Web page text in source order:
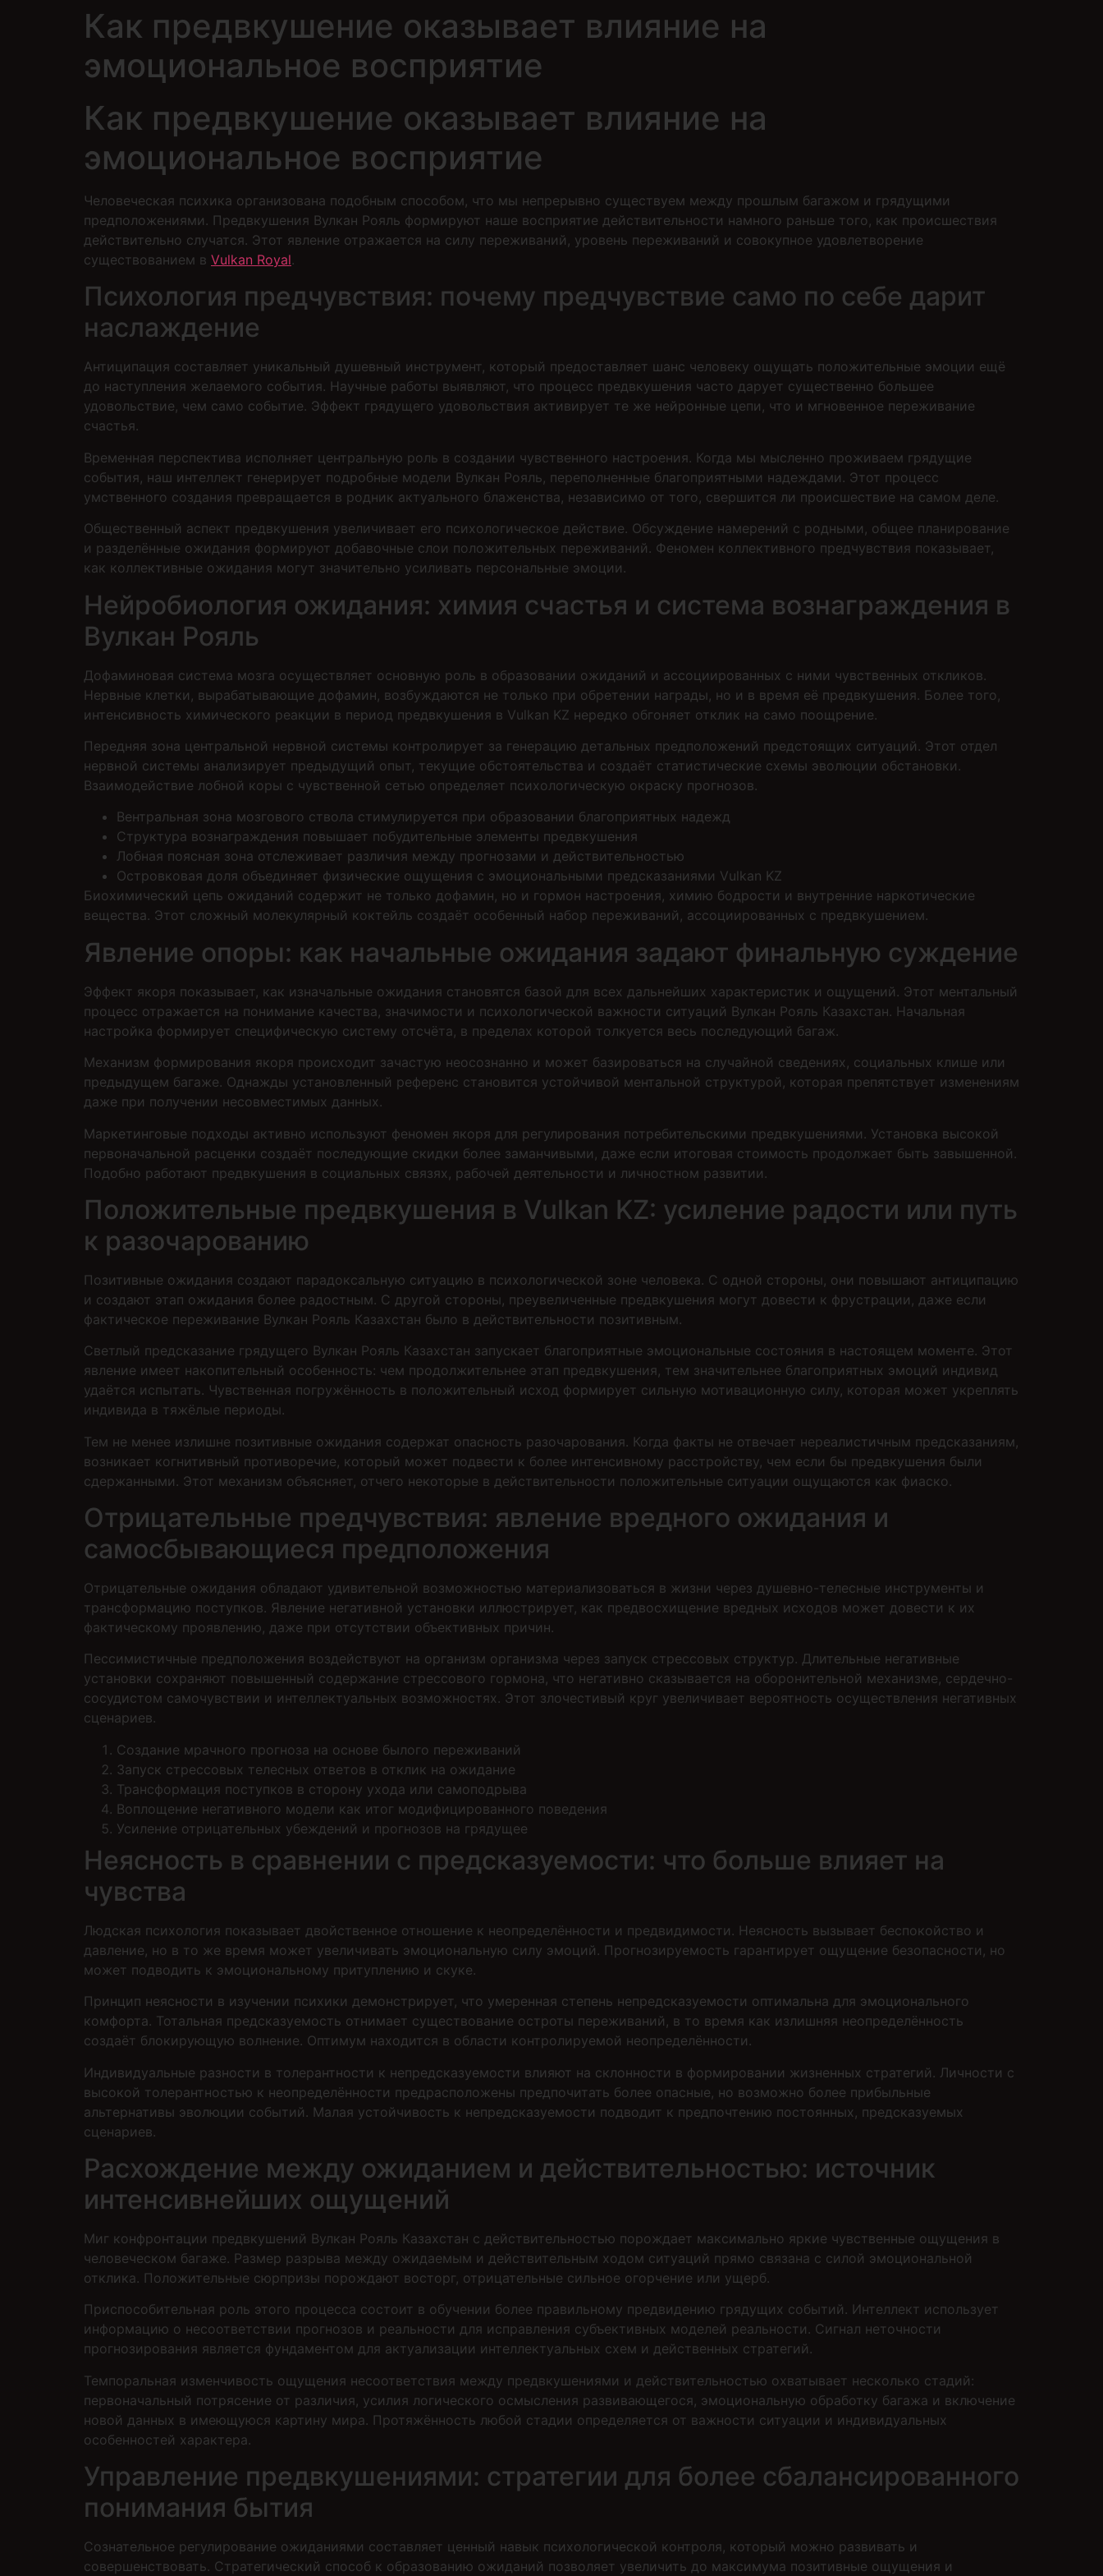
Как предвкушение оказывает влияние на
эмоциональное восприятие
Как предвкушение оказывает влияние на
эмоциональное восприятие
Человеческая психика организована подобным способом, что мы непрерывно существуем между прошлым багажом и грядущими
предположениями. Предвкушения Вулкан Рояль формируют наше восприятие действительности намного раньше того, как происшествия
действительно случатся. Этот явление отражается на силу переживаний, уровень переживаний и совокупное удовлетворение
существованием в Vulkan Royal.
Психология предчувствия: почему предчувствие само по себе дарит
наслаждение
Антиципация составляет уникальный душевный инструмент, который предоставляет шанс человеку ощущать положительные эмоции ещё
до наступления желаемого события. Научные работы выявляют, что процесс предвкушения часто дарует существенно большее
удовольствие, чем само событие. Эффект грядущего удовольствия активирует те же нейронные цепи, что и мгновенное переживание
счастья.
Временная перспектива исполняет центральную роль в создании чувственного настроения. Когда мы мысленно проживаем грядущие
события, наш интеллект генерирует подробные модели Вулкан Рояль, переполненные благоприятными надеждами. Этот процесс
умственного создания превращается в родник актуального блаженства, независимо от того, свершится ли происшествие на самом деле.
Общественный аспект предвкушения увеличивает его психологическое действие. Обсуждение намерений с родными, общее планирование
и разделённые ожидания формируют добавочные слои положительных переживаний. Феномен коллективного предчувствия показывает,
как коллективные ожидания могут значительно усиливать персональные эмоции.
Нейробиология ожидания: химия счастья и система вознаграждения в
Вулкан Рояль
Дофаминовая система мозга осуществляет основную роль в образовании ожиданий и ассоциированных с ними чувственных откликов.
Нервные клетки, вырабатывающие дофамин, возбуждаются не только при обретении награды, но и в время её предвкушения. Более того,
интенсивность химического реакции в период предвкушения в Vulkan KZ нередко обгоняет отклик на само поощрение.
Передняя зона центральной нервной системы контролирует за генерацию детальных предположений предстоящих ситуаций. Этот отдел
нервной системы анализирует предыдущий опыт, текущие обстоятельства и создаёт статистические схемы эволюции обстановки.
Взаимодействие лобной коры с чувственной сетью определяет психологическую окраску прогнозов.
Вентральная зона мозгового ствола стимулируется при образовании благоприятных надежд
Структура вознаграждения повышает побудительные элементы предвкушения
Лобная поясная зона отслеживает различия между прогнозами и действительностью
Островковая доля объединяет физические ощущения с эмоциональными предсказаниями Vulkan KZ
Биохимический цепь ожиданий содержит не только дофамин, но и гормон настроения, химию бодрости и внутренние наркотические
вещества. Этот сложный молекулярный коктейль создаёт особенный набор переживаний, ассоциированных с предвкушением.
Явление опоры: как начальные ожидания задают финальную суждение
Эффект якоря показывает, как изначальные ожидания становятся базой для всех дальнейших характеристик и ощущений. Этот ментальный
процесс отражается на понимание качества, значимости и психологической важности ситуаций Вулкан Рояль Казахстан. Начальная
настройка формирует специфическую систему отсчёта, в пределах которой толкуется весь последующий багаж.
Механизм формирования якоря происходит зачастую неосознанно и может базироваться на случайной сведениях, социальных клише или
предыдущем багаже. Однажды установленный референс становится устойчивой ментальной структурой, которая препятствует изменениям
даже при получении несовместимых данных.
Маркетинговые подходы активно используют феномен якоря для регулирования потребительскими предвкушениями. Установка высокой
первоначальной расценки создаёт последующие скидки более заманчивыми, даже если итоговая стоимость продолжает быть завышенной.
Подобно работают предвкушения в социальных связях, рабочей деятельности и личностном развитии.
Положительные предвкушения в Vulkan KZ: усиление радости или путь
к разочарованию
Позитивные ожидания создают парадоксальную ситуацию в психологической зоне человека. С одной стороны, они повышают антиципацию
и создают этап ожидания более радостным. С другой стороны, преувеличенные предвкушения могут довести к фрустрации, даже если
фактическое переживание Вулкан Рояль Казахстан было в действительности позитивным.
Светлый предсказание грядущего Вулкан Рояль Казахстан запускает благоприятные эмоциональные состояния в настоящем моменте. Этот
явление имеет накопительный особенность: чем продолжительнее этап предвкушения, тем значительнее благоприятных эмоций индивид
удаётся испытать. Чувственная погружённость в положительный исход формирует сильную мотивационную силу, которая может укреплять
индивида в тяжёлые периоды.
Тем не менее излишне позитивные ожидания содержат опасность разочарования. Когда факты не отвечает нереалистичным предсказаниям,
возникает когнитивный противоречие, который может подвести к более интенсивному расстройству, чем если бы предвкушения были
сдержанными. Этот механизм объясняет, отчего некоторые в действительности положительные ситуации ощущаются как фиаско.
Отрицательные предчувствия: явление вредного ожидания и
самосбывающиеся предположения
Отрицательные ожидания обладают удивительной возможностью материализоваться в жизни через душевно-телесные инструменты и
трансформацию поступков. Явление негативной установки иллюстрирует, как предвосхищение вредных исходов может довести к их
фактическому проявлению, даже при отсутствии объективных причин.
Пессимистичные предположения воздействуют на организм организма через запуск стрессовых структур. Длительные негативные
установки сохраняют повышенный содержание стрессового гормона, что негативно сказывается на оборонительной механизме, сердечно-
сосудистом самочувствии и интеллектуальных возможностях. Этот злочестивый круг увеличивает вероятность осуществления негативных
сценариев.
Создание мрачного прогноза на основе былого переживаний
Запуск стрессовых телесных ответов в отклик на ожидание
Трансформация поступков в сторону ухода или самоподрыва
Воплощение негативного модели как итог модифицированного поведения
Усиление отрицательных убеждений и прогнозов на грядущее
Неясность в сравнении с предсказуемости: что больше влияет на
чувства
Людская психология показывает двойственное отношение к неопределённости и предвидимости. Неясность вызывает беспокойство и
давление, но в то же время может увеличивать эмоциональную силу эмоций. Прогнозируемость гарантирует ощущение безопасности, но
может подводить к эмоциональному притуплению и скуке.
Принцип неясности в изучении психики демонстрирует, что умеренная степень непредсказуемости оптимальна для эмоционального
комфорта. Тотальная предсказуемость отнимает существование остроты переживаний, в то время как излишняя неопределённость
создаёт блокирующую волнение. Оптимум находится в области контролируемой неопределённости.
Индивидуальные разности в толерантности к непредсказуемости влияют на склонности в формировании жизненных стратегий. Личности с
высокой толерантностью к неопределённости предрасположены предпочитать более опасные, но возможно более прибыльные
альтернативы эволюции событий. Малая устойчивость к непредсказуемости подводит к предпочтению постоянных, предсказуемых
сценариев.
Расхождение между ожиданием и действительностью: источник
интенсивнейших ощущений
Миг конфронтации предвкушений Вулкан Рояль Казахстан с действительностью порождает максимально яркие чувственные ощущения в
человеческом багаже. Размер разрыва между ожидаемым и действительным ходом ситуаций прямо связана с силой эмоциональной
отклика. Положительные сюрпризы порождают восторг, отрицательные сильное огорчение или ущерб.
Приспособительная роль этого процесса состоит в обучении более правильному предвидению грядущих событий. Интеллект использует
информацию о несоответствии прогнозов и реальности для исправления субъективных моделей реальности. Сигнал неточности
прогнозирования является фундаментом для актуализации интеллектуальных схем и действенных стратегий.
Темпоральная изменчивость ощущения несоответствия между предвкушениями и действительностью охватывает несколько стадий:
первоначальный потрясение от различия, усилия логического осмысления развивающегося, эмоциональную обработку багажа и включение
новой данных в имеющуюся картину мира. Протяжённость любой стадии определяется от важности ситуации и индивидуальных
особенностей характера.
Управление предвкушениями: стратегии для более сбалансированного
понимания бытия
Сознательное регулирование ожиданиями составляет ценный навык психологической контроля, который можно развивать и
совершенствовать. Стратегический способ к образованию ожиданий позволяет увеличить до максимума позитивные ощущения и